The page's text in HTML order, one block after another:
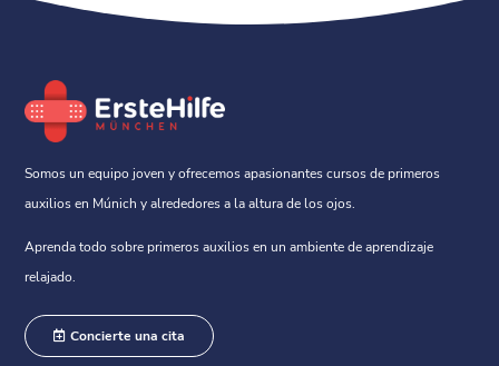
Somos un equipo joven y ofrecemos apasionantes cursos de primeros
auxilios en Múnich y alrededores a la altura de los ojos.
Aprenda todo sobre primeros auxilios en un ambiente de aprendizaje
relajado.
Concierte una cita